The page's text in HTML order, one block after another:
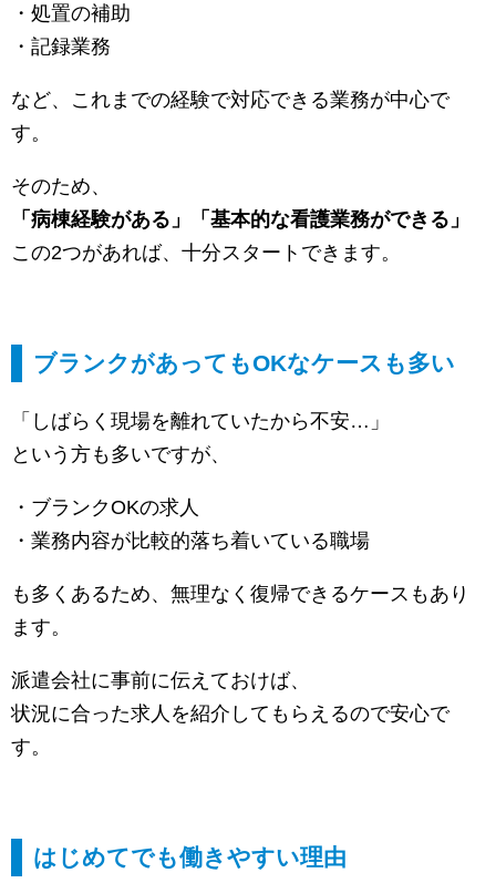
・処置の補助
・記録業務
など、これまでの経験で対応できる業務が中心で
す。
そのため、
「病棟経験がある」「基本的な看護業務ができる」
この2つがあれば、十分スタートできます。
ブランクがあってもOKなケースも多い
「しばらく現場を離れていたから不安…」
という方も多いですが、
・ブランクOKの求人
・業務内容が比較的落ち着いている職場
も多くあるため、無理なく復帰できるケースもあり
ます。
派遣会社に事前に伝えておけば、
状況に合った求人を紹介してもらえるので安心で
す。
はじめてでも働きやすい理由